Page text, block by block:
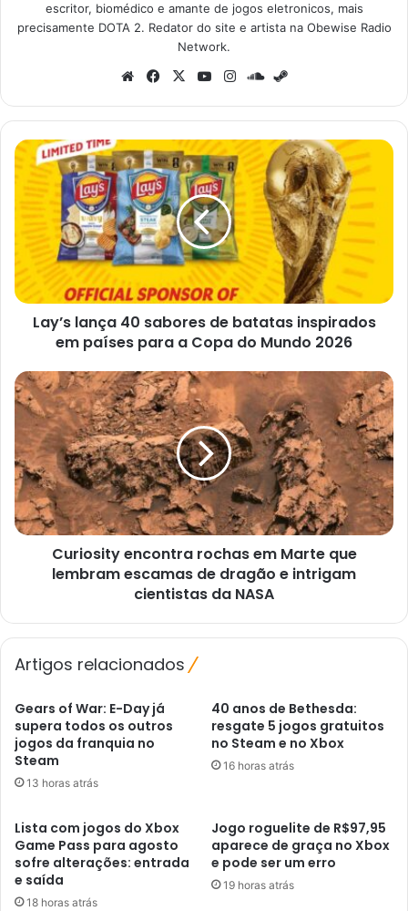
escritor, biomédico e amante de jogos eletronicos, mais
precisamente DOTA 2. Redator do site e artista na Obewise Radio
Network.
WebsiteFacebook
X YouTubeInstagramSoundCloud
Lay’s
lança
40
sabores
batatas
inspirados
em
países
para
do
Mundo
2026
Lay’s lança 40 sabores de batatas inspirados
em países para a Copa do Mundo 2026
Curiosity
encontra
rochas
em
Marte
que
lembram
escamas
de
da
Curiosity encontra rochas em Marte que
lembram escamas de dragão e intrigam
cientistas da NASA
Artigos relacionados
Gears of War: E-Day já
supera todos os outros
jogos da franquia no
Steam
13 horas atrás
40 anos de Bethesda:
resgate 5 jogos gratuitos
no Steam e no Xbox
16 horas atrás
Lista com jogos do Xbox
Game Pass para agosto
sofre alterações: entrada
e saída
18 horas atrás
Jogo roguelite de R$97,95
aparece de graça no Xbox
e pode ser um erro
19 horas atrás